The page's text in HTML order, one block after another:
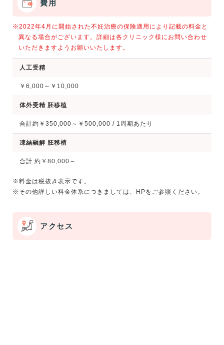
費用
※2022年4月に開始された不妊治療の保険適用により記載の料金と
異なる場合がございます。詳細は各クリニック様にお問い合わせ
いただきますようお願いいたします。
人工受精
￥6,000～￥10,000
体外受精 胚移植
合計約￥350,000～￥500,000 / 1周期あたり
凍結融解 胚移植
合計 約￥80,000～
※料金は税抜き表示です。
※その他詳しい料金体系につきましては、HPをご参照ください。
アクセス